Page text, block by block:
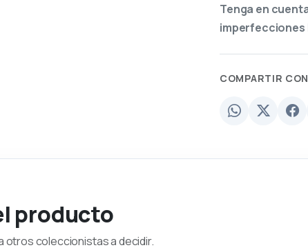
Tenga en
imperfecciones
COMPARTIR
producto
otros coleccionistas a decidir.